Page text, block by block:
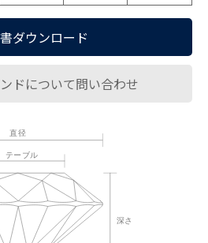
ダウンロード
ドについて問い合わせ